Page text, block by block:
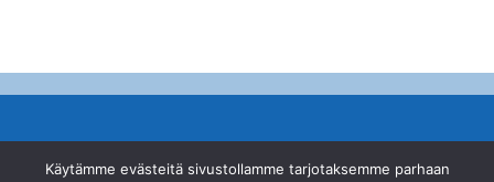
© Suomen Ampumahiihtoliitto ry
Käytämme evästeitä sivustollamme tarjotaksemme parhaan